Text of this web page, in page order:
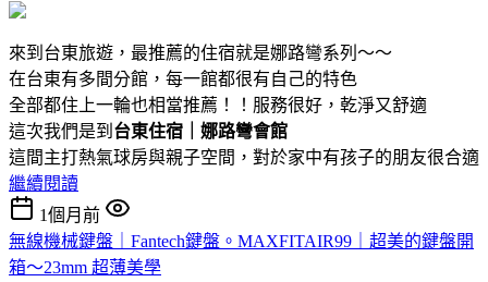
來到台東旅遊，最推薦的住宿就是娜路彎系列～～
在台東有多間分館，每一館都很有自己的特色
全部都住上一輪也相當推薦！！服務很好，乾淨又舒適
這次我們是到 台東住宿｜娜路彎會館
這間主打熱氣球房與親子空間，對於家中有孩子的朋友很合適
繼續閱讀
1個月前
無線機械鍵盤｜Fantech鍵盤。MAXFITAIR99｜超美的鍵盤開
箱～23mm 超薄美學